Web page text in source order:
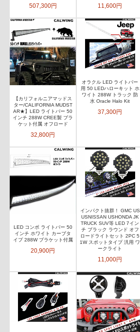
507,300円 11,600円
【カリフォルニアマッドス
ター/CALIFORNIA MUDST
AR★】LED ライトバー 50
インチ 288W CREE製 ブラ
ケット付属 オフロード
32,800円
オラクル LED ライトバー
用 50 LEDハローキット ホ
ワイト 288W トラック 防
水 Oracle Halo Kit
37,300円
LED コンボ ライトバー 50
インチ ホワイト カーブタ
イプ 288W ブラケット付属
20,900円
インパクト抜群！ GMC US
USNISSAN USHONDA JK
TRUCK SUV等 LED 7イン
チ ブラック ラウンド オフ
ロードライトセット 2PC 5
1W スポットタイプ 汎用 ワ
ークライト
11,000円